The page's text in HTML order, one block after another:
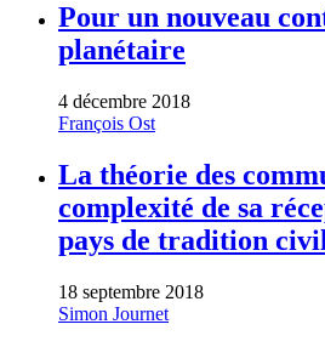
Pour un nouveau
planétaire
4 décembre 2018
François Ost
La théorie des
complexité de sa
pays de tradition
18 septembre 2018
Simon Journet